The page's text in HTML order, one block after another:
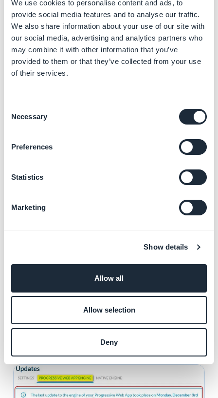
We use cookies to personalise content and ads, to
provide social media features and to analyse our traffic.
We also share information about your use of our site with
our social media, advertising and analytics partners who
may combine it with other information that you’ve
provided to them or that they’ve collected from your use
of their services.
Selection
Necessary
Preferences
Statistics
Marketing
Show details
Allow all
Allow selection
Deny
- Adicionar o ID do app do Facebook
- Implementar um novo recurso
*Essa lista não é exaustiva.
1. Ative o seu PWA no menu
Publicar > PWA > Publicar
4. Clique no botão "
" para
CUIDADO: Regenerar o seu app atualiza todas as
verde que mencionamos no ponto 1 acima)
1: Data da sua última atualização no motor do seu
uma regeneração (reconstrução) do PWA para serem
implementadas no seu PWA publicado (configurações
push, ID do Facebook etc.)
3: Atualizações de mecanismo feitas pela equipe
técnica da GoodBarber. Eles exigem uma regeneração
seu PWA publicado (correção de bug, novo recurso
4: Botão "Reconstruir meu PWA".